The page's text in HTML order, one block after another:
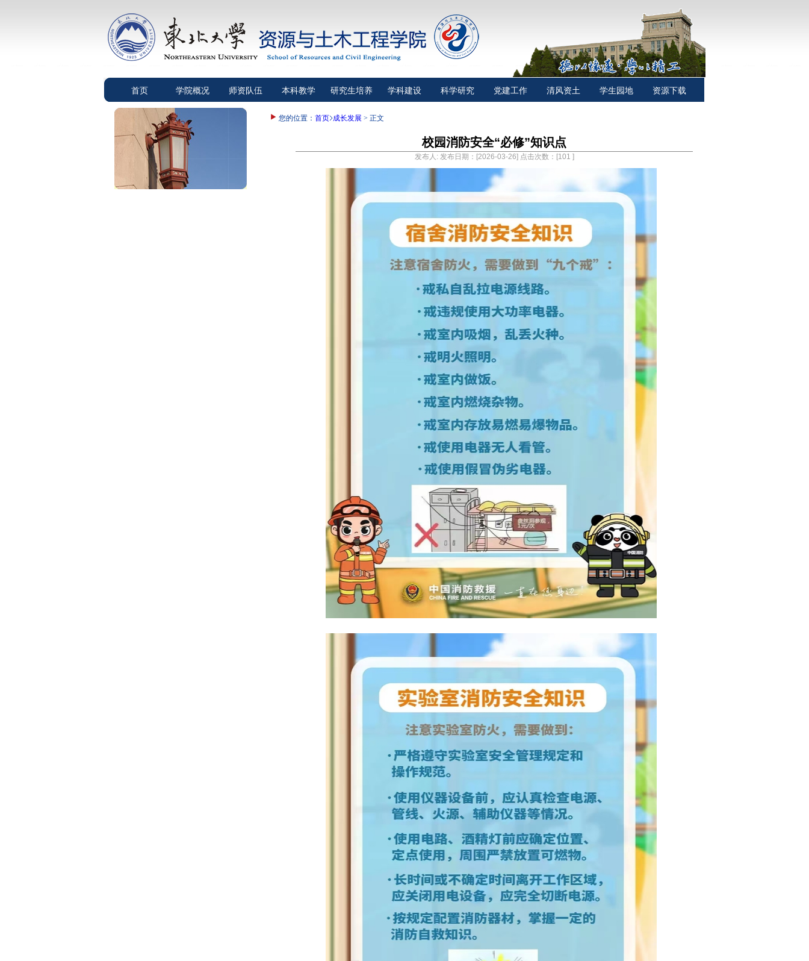
首页 学院概况 师资队伍 本科教学 研究生培养 学科建设 科学研究 党建工作 清风资土 学生园地 资源下载
您的位置： 首页 成长发展 > 正文
校园消防安全“必修”知识点
发布人: 发布日期：[2026-03-26] 点击次数：[101 ]